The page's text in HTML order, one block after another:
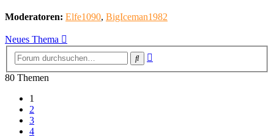
Moderatoren: Elfe1090, BigIceman1982
Neues Thema
Suche
80 Themen
1
2
3
4